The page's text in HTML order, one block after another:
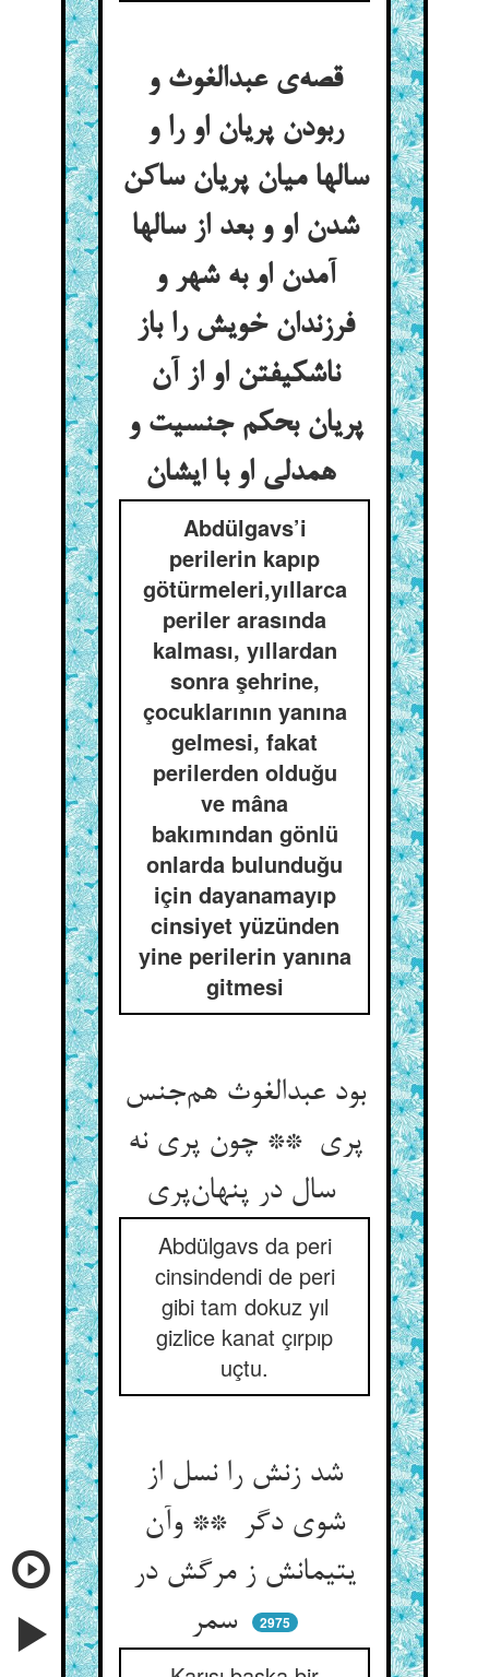
قصه‌ی عبدالغوث و
ربودن پریان او را و
سالها میان پریان ساکن
شدن او و بعد از سالها
آمدن او به شهر و
فرزندان خویش را باز
ناشکیفتن او از آن
پریان بحکم جنسیت و
همدلی او با ایشان
Abdülgavs’i
perilerin kapıp
götürmeleri,yıllarca
periler arasında
kalması, yıllardan
sonra şehrine,
çocuklarının yanına
gelmesi, fakat
perilerden olduğu
ve mâna
bakımından gönlü
onlarda bulunduğu
için dayanamayıp
cinsiyet yüzünden
yine perilerin yanına
gitmesi
بود عبدالغوث هم‌جنس
پری ** چون پری نه
سال در پنهان‌پری
Abdülgavs da peri
cinsindendi de peri
gibi tam dokuz yıl
gizlice kanat çırpıp
uçtu.
شد زنش را نسل از
شوی دگر ** وآن
یتیمانش ز مرگش در
سمر
2975